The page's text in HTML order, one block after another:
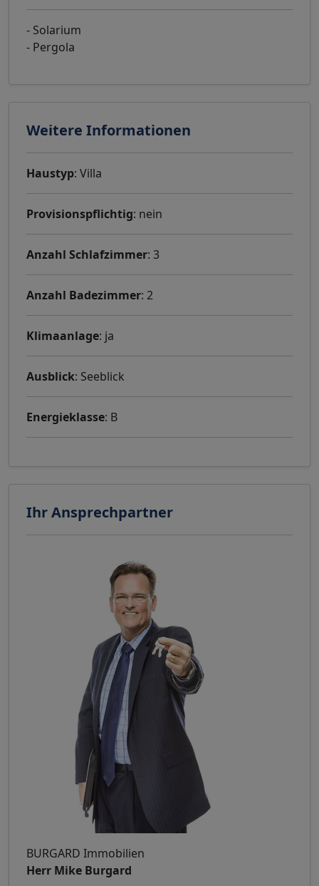
- Solarium
- Pergola
Weitere Informationen
Haustyp: Villa
Provisionspflichtig: nein
Anzahl Schlafzimmer: 3
Anzahl Badezimmer: 2
Klimaanlage: ja
Ausblick: Seeblick
Energieklasse: B
Ihr Ansprechpartner
BURGARD Immobilien
Herr Mike Burgard